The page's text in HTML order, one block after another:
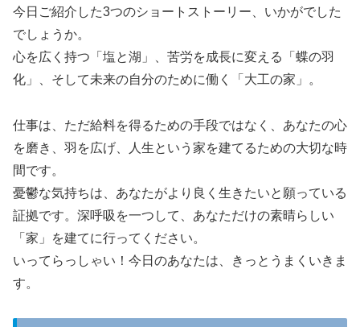
今日ご紹介した3つのショートストーリー、いかがでした
でしょうか。
心を広く持つ「塩と湖」、苦労を成長に変える「蝶の羽
化」、そして未来の自分のために働く「大工の家」。
仕事は、ただ給料を得るための手段ではなく、あなたの心
を磨き、羽を広げ、人生という家を建てるための大切な時
間です。
憂鬱な気持ちは、あなたがより良く生きたいと願っている
証拠です。深呼吸を一つして、あなただけの素晴らしい
「家」を建てに行ってください。
いってらっしゃい！今日のあなたは、きっとうまくいきま
す。